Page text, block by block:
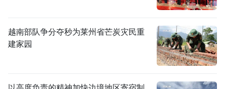
越南部队争分夺秒为莱州省芒炭灾民重
建家园